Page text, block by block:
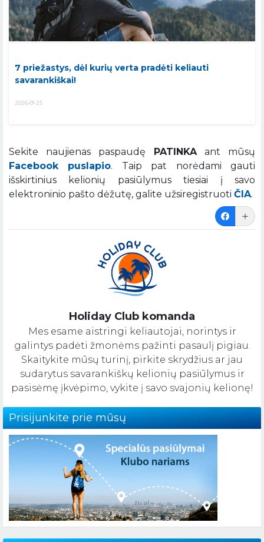
7 priežastys, dėl kurių verta pradėti keliauti
savarankiškai!
2026-01-25
Sekite naujienas paspaudę PATINKAant mūsų
Facebook puslapio. Taip pat norėdami gauti
išskirtinius kelionių pasiūlymus tiesiai į savo
elektroninio pašto dėžutę, galite užsiregistruoti ČIA.
Holiday Club komanda
Mes esame aistringi keliautojai, norintys ir
galintys padėti žmonėms pažinti pasaulį pigiau.
Skaitykite mūsų turinį, pirkite skrydžius ar jau
sudarytus savarankiškų kelionių pasiūlymus ir
pasisėmę įkvėpimo, vykite į savo svajonių kelionę!
Prisijunkite prie mūsų